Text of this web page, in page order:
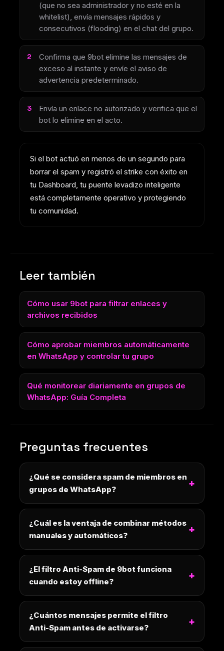
(que no sea administrador y no esté en la
whitelist), envía mensajes rápidos y
consecutivos (flooding) en el chat del grupo.
Confirma que 9bot elimine las mensajes de
exceso al instante y envíe el aviso de
advertencia predeterminado.
Envía un enlace no autorizado y verifica que el
bot lo elimine en el acto.
Si el bot actuó en menos de un segundo para
borrar el spam y registró el strike con éxito en
tu Dashboard, tu puente levadizo inteligente
está completamente operativo y protegiendo
tu comunidad.
Leer también
Cómo usar 9bot para filtrar enlaces y
archivos recibidos
Cómo aprobar miembros automáticamente
en WhatsApp y controlar tu grupo
Qué monitorear diariamente en grupos de
WhatsApp: Guía Completa
Preguntas frecuentes
¿Qué se considera spam de miembros en
grupos de WhatsApp?
¿Cuál es la ventaja de combinar métodos
manuales y automáticos?
¿El filtro Anti-Spam de 9bot funciona
cuando estoy offline?
¿Cuántos mensajes permite el filtro
Anti-Spam antes de activarse?